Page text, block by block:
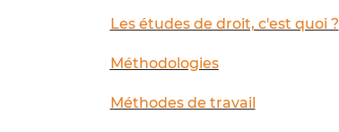
Les études de droit, c'est quoi ?
Méthodologies
Méthodes de travail